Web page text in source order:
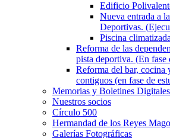
Edificio
Nueva entrada a
Deportivas.
Piscina
Reforma de las
pista deportiva. (En fase
Reforma del bar, cocina
contiguos (en fase de
Memorias y Boletines Digitales
Nuestros socios
Círculo 500
Hermandad de los Reyes
Galerías Fotográficas